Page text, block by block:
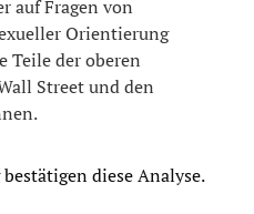
auf Fragen von
Orientierung
Teile der oberen
Street und den
diese Analyse.